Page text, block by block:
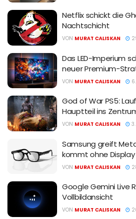
Netflix schickt die
Nachtschicht
VON MURAT CALISKAN
Das LED-Imperium
neuer Premium-
VON MURAT CALISKAN
God of War PS5:
Hauptteil ins
VON MURAT CALISKAN
Samsung greift
kommt ohne Display
VON MURAT CALISKAN
Google Gemini Live
Vollbildansicht
VON MURAT CALISKAN